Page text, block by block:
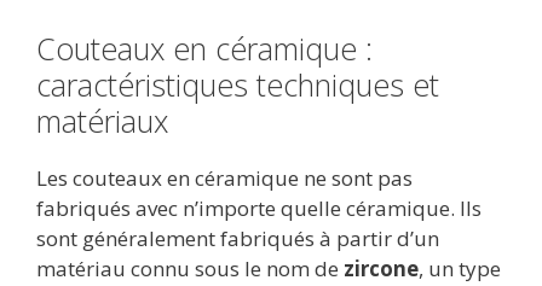
Couteaux en céramique :
caractéristiques techniques et
matériaux
Les couteaux en céramique ne sont pas
fabriqués avec n’importe quelle céramique. Ils
sont généralement fabriqués à partir d’un
matériau connu sous le nom de zircone, un type